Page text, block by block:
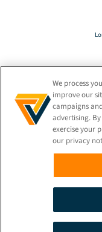
IT
We process
improve our
campaigns
advertising.
exercise your
our privacy